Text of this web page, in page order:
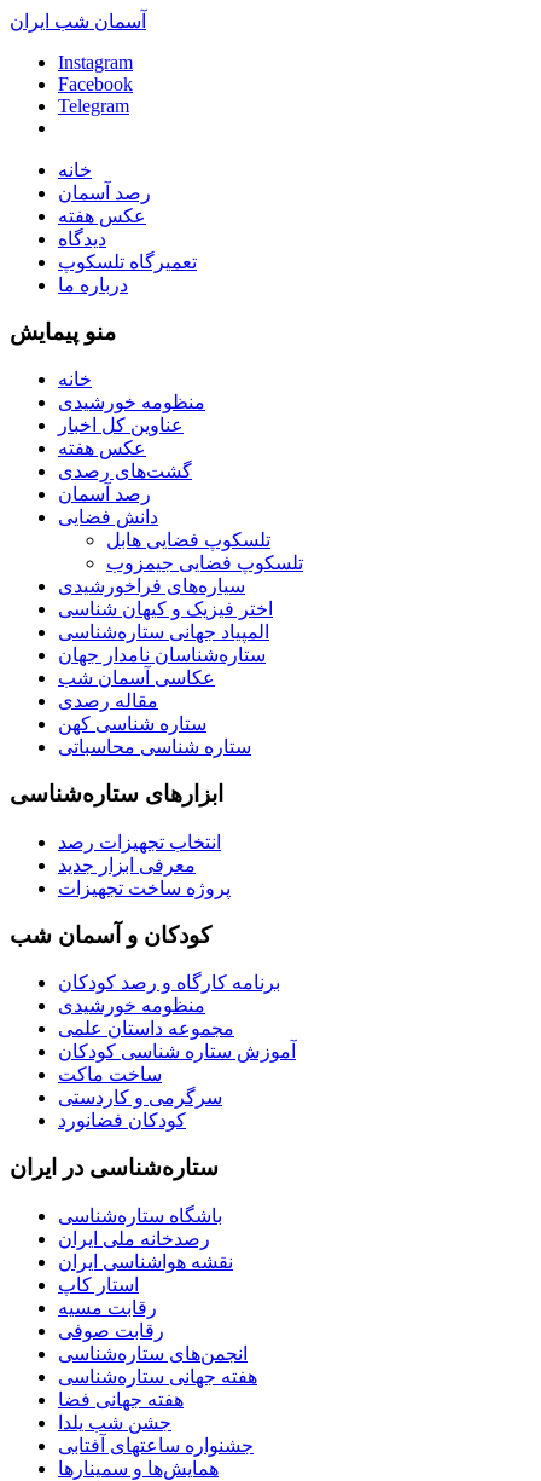
آسمان شب ایران
Instagram
Facebook
Telegram
خانه
رصد آسمان
عکس هفته
دیدگاه
تعمیرگاه تلسکوپ
درباره ما
منو پیمایش
خانه
منظومه خورشیدی
عناوین کل اخبار
عکس هفته
گشت‌های رصدی
رصد آسمان
دانش فضایی
تلسکوپ فضایی هابل
تلسکوپ فضایی جیمزوب
سیاره‌های فراخورشیدی
اختر فیزیک و کیهان شناسی
المپیاد جهانی ستاره‌شناسی
ستاره‌شناسان نامدار جهان
عکاسی آسمان شب
مقاله رصدی
ستاره شناسی کهن
ستاره شناسی محاسباتی
ابزارهای ستاره‌شناسی
انتخاب تجهیزات رصد
معرفی ابزار جدید
پروژه ساخت تجهیزات
کودکان و آسمان شب
برنامه‌ کارگاه و رصد کودکان
منظومه خورشیدی
مجموعه داستان علمی
آموزش ستاره شناسی کودکان
ساخت ماکت
سرگرمی و کاردستی
کودکان فضانورد
ستاره‌شناسی در ایران
باشگاه ستاره‌شناسی
رصدخانه ملی ایران
نقشه هواشناسی ایران
استار کاپ
رقابت مسیه
رقابت صوفی
انجمن‌های ستاره‌شناسی
هفته جهانی ستاره‌شناسی
هفته جهانی فضا
جشن شب یلدا
جشنواره ساعتهای آفتابی
همایش‌ها و سمینارها